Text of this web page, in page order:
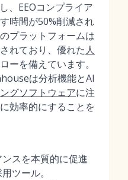
、EEOコンプライア
時間が50%削減され
プラットフォームは
れており、優れた人
ーを備えています。
は分析機能とAI
グソフトウェアに注
効率的にすることを
スを本質的に促進
ツール。